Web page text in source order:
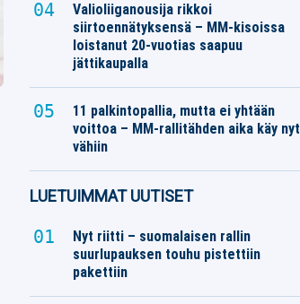
Valioliiganousija rikkoi
siirtoennätyksensä – MM-kisoissa
loistanut 20-vuotias saapuu
jättikaupalla
11 palkintopallia, mutta ei yhtään
voittoa – MM-rallitähden aika käy nyt
vähiin
LUETUIMMAT UUTISET
Nyt riitti – suomalaisen rallin
suurlupauksen touhu pistettiin
pakettiin